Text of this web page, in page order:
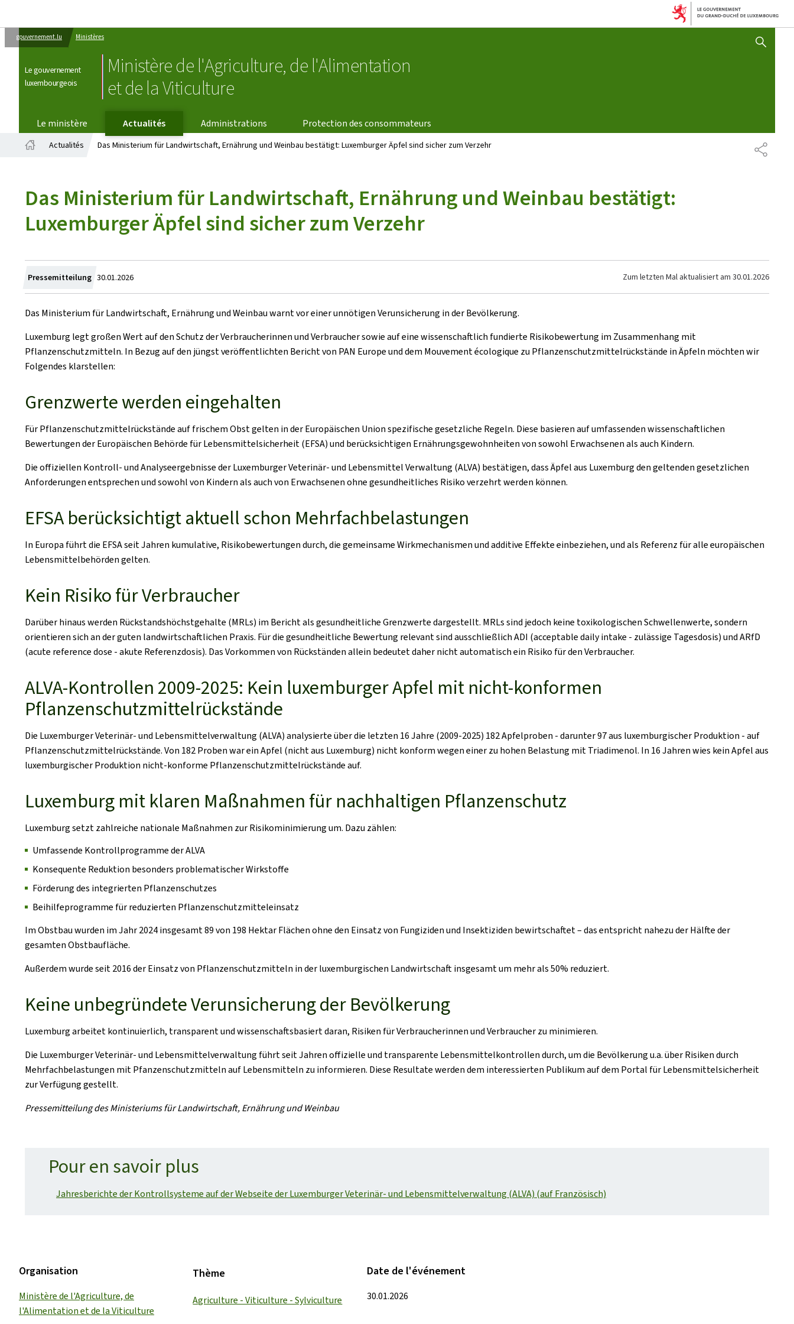
gouvernement.lu Ministères
Le gouvernement
luxembourgeois
Ministère de l'Agriculture, de l'Alimentation
et de la Viticulture
AFFICHER / MASQUER
Le ministère Actualités Administrations
Protection des consommateurs
TEILEN
Actualités Das Ministerium für Landwirtschaft, Ernährung und Weinbau bestätigt: Luxemburger Äpfel sind sicher zum Verzehr
Das Ministerium für Landwirtschaft, Ernährung und Weinbau bestätigt:
Luxemburger Äpfel sind sicher zum Verzehr
Pressemitteilung Crée
le
30.01.2026 Zum letzten Mal aktualisiert am 30.01.2026
Das Ministerium für Landwirtschaft, Ernährung und Weinbau warnt vor einer unnötigen Verunsicherung in der Bevölkerung.
Luxemburg legt großen Wert auf den Schutz der Verbraucherinnen und Verbraucher sowie auf eine wissenschaftlich fundierte Risikobewertung im Zusammenhang mit
Pflanzenschutzmitteln. In Bezug auf den jüngst veröffentlichten Bericht von PAN Europe und dem Mouvement écologique zu Pflanzenschutzmittelrückstände in Äpfeln möchten wir
Folgendes klarstellen:
Grenzwerte werden eingehalten
Für Pflanzenschutzmittelrückstände auf frischem Obst gelten in der Europäischen Union spezifische gesetzliche Regeln. Diese basieren auf umfassenden wissenschaftlichen
Bewertungen der Europäischen Behörde für Lebensmittelsicherheit (EFSA) und berücksichtigen Ernährungsgewohnheiten von sowohl Erwachsenen als auch Kindern.
Die offiziellen Kontroll- und Analyseergebnisse der Luxemburger Veterinär- und Lebensmittel Verwaltung (ALVA) bestätigen, dass Äpfel aus Luxemburg den geltenden gesetzlichen
Anforderungen entsprechen und sowohl von Kindern als auch von Erwachsenen ohne gesundheitliches Risiko verzehrt werden können.
EFSA berücksichtigt aktuell schon Mehrfachbelastungen
In Europa führt die EFSA seit Jahren kumulative, Risikobewertungen durch, die gemeinsame Wirkmechanismen und additive Effekte einbeziehen, und als Referenz für alle europäischen
Lebensmittelbehörden gelten.
Kein Risiko für Verbraucher
Darüber hinaus werden Rückstandshöchstgehalte (MRLs) im Bericht als gesundheitliche Grenzwerte dargestellt. MRLs sind jedoch keine toxikologischen Schwellenwerte, sondern
orientieren sich an der guten landwirtschaftlichen Praxis. Für die gesundheitliche Bewertung relevant sind ausschließlich ADI (acceptable daily intake - zulässige Tagesdosis) und ARfD
(acute reference dose - akute Referenzdosis). Das Vorkommen von Rückständen allein bedeutet daher nicht automatisch ein Risiko für den Verbraucher.
ALVA-Kontrollen 2009-2025: Kein luxemburger Apfel mit nicht-konformen
Pflanzenschutzmittelrückstände
Die Luxemburger Veterinär- und Lebensmittelverwaltung (ALVA) analysierte über die letzten 16 Jahre (2009-2025) 182 Apfelproben - darunter 97 aus luxemburgischer Produktion - auf
Pflanzenschutzmittelrückstände. Von 182 Proben war ein Apfel (nicht aus Luxemburg) nicht konform wegen einer zu hohen Belastung mit Triadimenol. In 16 Jahren wies kein Apfel aus
luxemburgischer Produktion nicht-konforme Pflanzenschutzmittelrückstände auf.
Luxemburg mit klaren Maßnahmen für nachhaltigen Pflanzenschutz
Luxemburg setzt zahlreiche nationale Maßnahmen zur Risikominimierung um. Dazu zählen:
Umfassende Kontrollprogramme der ALVA
Konsequente Reduktion besonders problematischer Wirkstoffe
Förderung des integrierten Pflanzenschutzes
Beihilfeprogramme für reduzierten Pflanzenschutzmitteleinsatz
Im Obstbau wurden im Jahr 2024 insgesamt 89 von 198 Hektar Flächen ohne den Einsatz von Fungiziden und Insektiziden bewirtschaftet – das entspricht nahezu der Hälfte der
gesamten Obstbaufläche.
Außerdem wurde seit 2016 der Einsatz von Pflanzenschutzmitteln in der luxemburgischen Landwirtschaft insgesamt um mehr als 50% reduziert.
Keine unbegründete Verunsicherung der Bevölkerung
Luxemburg arbeitet kontinuierlich, transparent und wissenschaftsbasiert daran, Risiken für Verbraucherinnen und Verbraucher zu minimieren.
Die Luxemburger Veterinär- und Lebensmittelverwaltung führt seit Jahren offizielle und transparente Lebensmittelkontrollen durch, um die Bevölkerung u.a. über Risiken durch
Mehrfachbelastungen mit Pfanzenschutzmitteln auf Lebensmitteln zu informieren. Diese Resultate werden dem interessierten Publikum auf dem Portal für Lebensmittelsicherheit
zur Verfügung gestellt.
Pressemitteilung des Ministeriums für Landwirtschaft, Ernährung und Weinbau
Pour en savoir plus
Jahresberichte der Kontrollsysteme auf der Webseite der Luxemburger Veterinär- und Lebensmittelverwaltung (ALVA) (auf Französisch)
Organisation
Ministère de l'Agriculture, de
l'Alimentation et de la Viticulture
Thème
Agriculture - Viticulture - Sylviculture
Date de l'événement
30.01.2026